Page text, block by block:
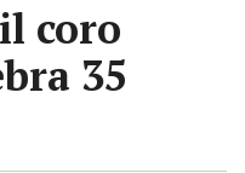
coro
35